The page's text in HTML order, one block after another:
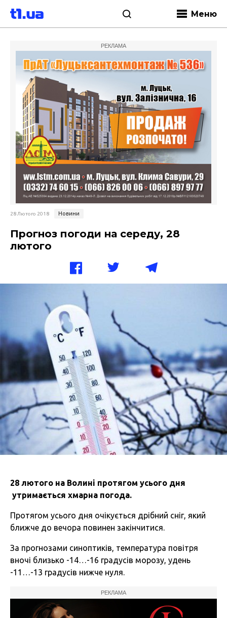
Меню
РЕКЛАМА
28 Лютого 2018 Новини
Прогноз погоди на середу, 28
лютого
28 лютого на Волині протягом усього дня
утримається хмарна погода.
Протягом усього дня очікується дрібний сніг, який
ближче до вечора повинен закінчитися.
За прогнозами синоптиків, температура повітря
вночі близько -14…-16 градусів морозу, удень
-11…-13 градусів нижче нуля.
РЕКЛАМА